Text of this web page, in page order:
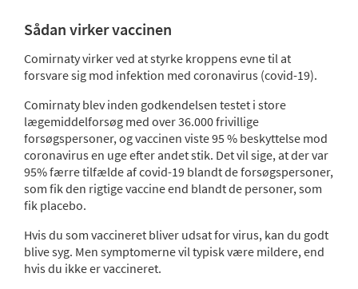
Sådan virker vaccinen
Comirnaty virker ved at styrke kroppens evne til at
forsvare sig mod infektion med coronavirus (covid-19).
Comirnaty blev inden godkendelsen testet i store
lægemiddelforsøg med over 36.000 frivillige
forsøgspersoner, og vaccinen viste 95 % beskyttelse mod
coronavirus en uge efter andet stik. Det vil sige, at der var
95% færre tilfælde af covid-19 blandt de forsøgspersoner,
som fik den rigtige vaccine end blandt de personer, som
fik placebo.
Hvis du som vaccineret bliver udsat for virus, kan du godt
blive syg. Men symptomerne vil typisk være mildere, end
hvis du ikke er vaccineret.